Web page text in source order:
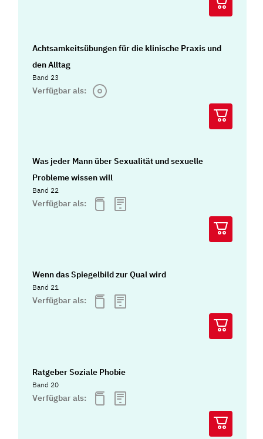
Achtsamkeitsübungen für die klinische Praxis und
den Alltag
Band 23
Verfügbar als:
Was jeder Mann über Sexualität und sexuelle
Probleme wissen will
Band 22
Verfügbar als:
Wenn das Spiegelbild zur Qual wird
Band 21
Verfügbar als:
Ratgeber Soziale Phobie
Band 20
Verfügbar als: